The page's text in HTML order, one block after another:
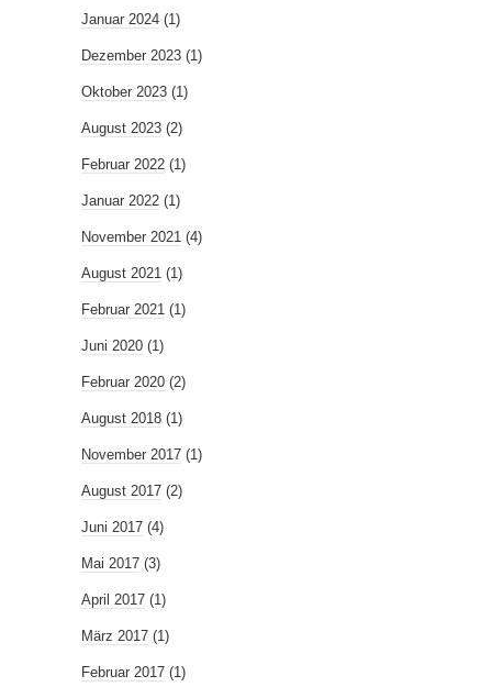
Januar 2024 (1)
Dezember 2023 (1)
Oktober 2023 (1)
August 2023 (2)
Februar 2022 (1)
Januar 2022 (1)
November 2021 (4)
August 2021 (1)
Februar 2021 (1)
Juni 2020 (1)
Februar 2020 (2)
August 2018 (1)
November 2017 (1)
August 2017 (2)
Juni 2017 (4)
Mai 2017 (3)
April 2017 (1)
März 2017 (1)
Februar 2017 (1)